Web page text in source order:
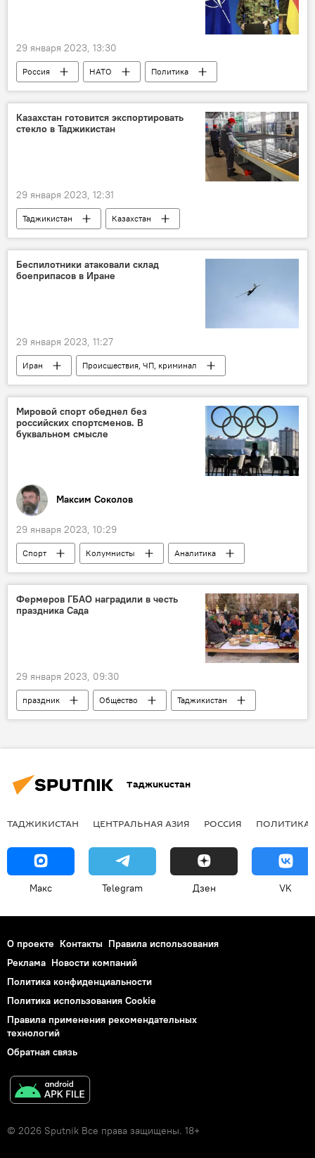
29 января 2023, 13:30
Россия НАТО
Политика
конфликт
Казахстан готовится экспортировать
стекло в Таджикистан
29 января 2023, 12:31
Таджикистан
Казахстан
Экономика
торговля
производство
завод импорт
Беспилотники атаковали склад
боеприпасов в Иране
29 января 2023, 11:27
Иран
Происшествия, ЧП, криминал
Мир
взрыв
Мировой спорт обеднел без
российских спортсменов. В
буквальном смысле
Максим Соколов
29 января 2023, 10:29
Спорт Колумнисты
Аналитика
Россия
Фермеров ГБАО наградили в честь
праздника Сада
29 января 2023, 09:30
праздник Общество
Таджикистан
сельское хозяйство
Религия
Таджикистан
ТАДЖИКИСТАН ЦЕНТРАЛЬНАЯ АЗИЯ РОССИЯ ПОЛИТИКА
Макс Telegram Дзен VK
О проекте Контакты Правила использования
Реклама Новости компаний
Политика конфиденциальности
Политика использования Cookie
Правила применения рекомендательных
технологий
Обратная связь
© 2026 Sputnik Все права защищены. 18+